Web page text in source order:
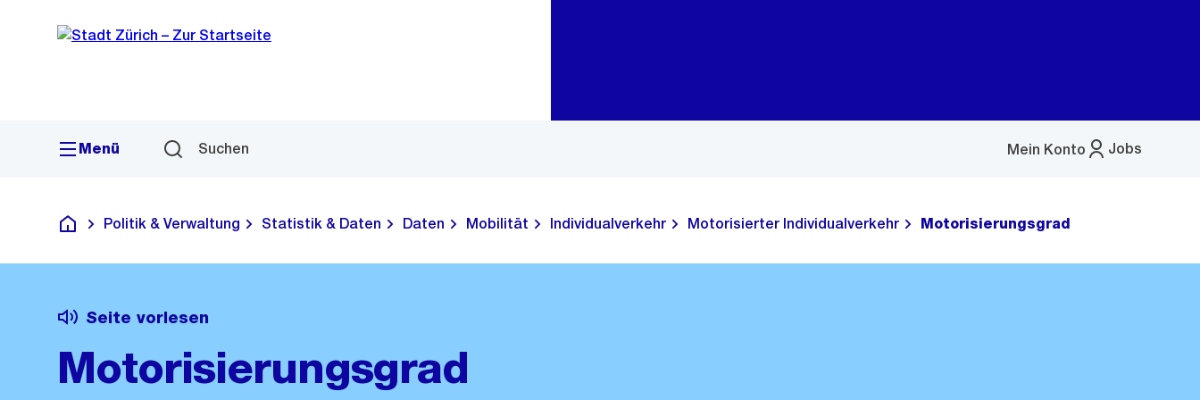
Navigation
Sprunglink
Menü Suchen Jobs
Mein Konto
Menü
Deutsch
Politik & Verwaltung Statistik & Daten Daten Mobilität Individualverkehr Motorisierter Individualverkehr Motorisierungsgrad
Seite vorlesen
Motorisierungsgrad